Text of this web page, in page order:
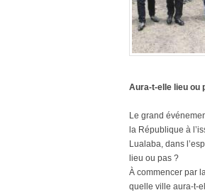
Aura-t-elle lieu ou
Le grand
la République à
Lualaba, dans
lieu ou pas ?
À commencer par
quelle ville aura-t-